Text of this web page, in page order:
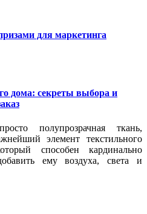
для маркетинга
дома: секреты выбора и
полупрозрачная ткань,
элемент текстильного
способен кардинально
ему воздуха, света и